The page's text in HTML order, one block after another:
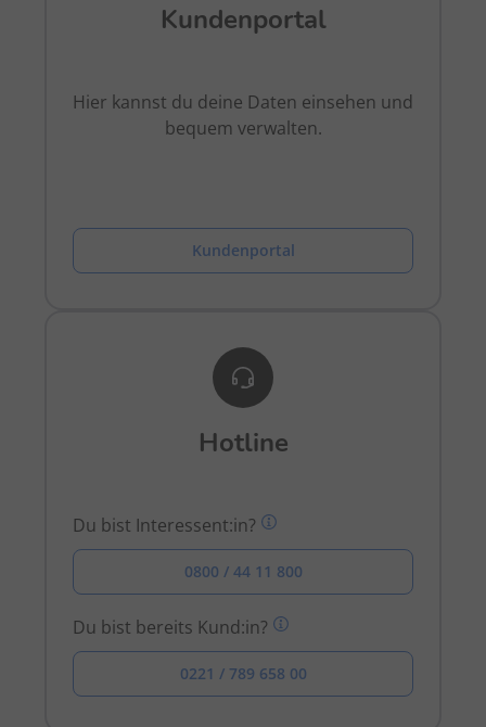
Kundenportal
Hier kannst du deine Daten einsehen und
bequem verwalten.
Kundenportal
Hotline
Du bist Interessent:in?
0800 / 44 11 800
Du bist bereits Kund:in?
0221 / 789 658 00